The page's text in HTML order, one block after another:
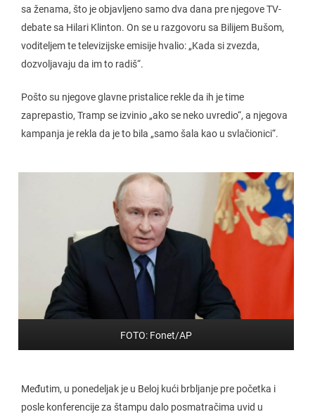
sa ženama, što je objavljeno samo dva dana pre njegove TV-
debate sa Hilari Klinton. On se u razgovoru sa Bilijem Bušom,
voditeljem te televizijske emisije hvalio: „Kada si zvezda,
dozvoljavaju da im to radiš“.
Pošto su njegove glavne pristalice rekle da ih je time
zaprepastio, Tramp se izvinio „ako se neko uvredio“, a njegova
kampanja je rekla da je to bila „samo šala kao u svlačionici“.
FOTO: Fonet/AP
Međutim, u ponedeljak je u Beloj kući brbljanje pre početka i
posle konferencije za štampu dalo posmatračima uvid u